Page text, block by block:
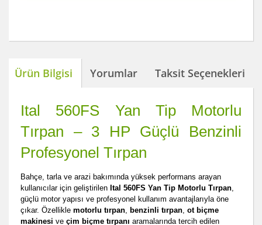
Ürün Bilgisi Yorumlar Taksit Seçenekleri
Ital 560FS Yan Tip Motorlu
Tırpan – 3 HP Güçlü Benzinli
Profesyonel Tırpan
Bahçe, tarla ve arazi bakımında yüksek performans arayan
kullanıcılar için geliştirilen Ital 560FS Yan Tip Motorlu Tırpan,
güçlü motor yapısı ve profesyonel kullanım avantajlarıyla öne
çıkar. Özellikle motorlu tırpan, benzinli tırpan, ot biçme
makinesi ve çim biçme tırpanı aramalarında tercih edilen